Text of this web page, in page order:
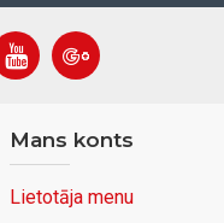
Mans konts
Lietotāja menu